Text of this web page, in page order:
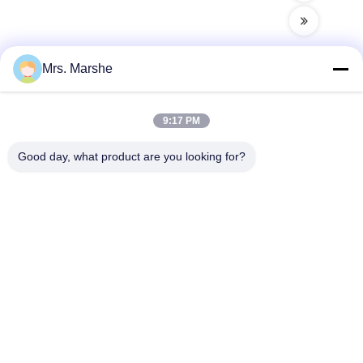
Adres
Mrs. Marshe
9:17 PM
Good day, what product are you looking for?